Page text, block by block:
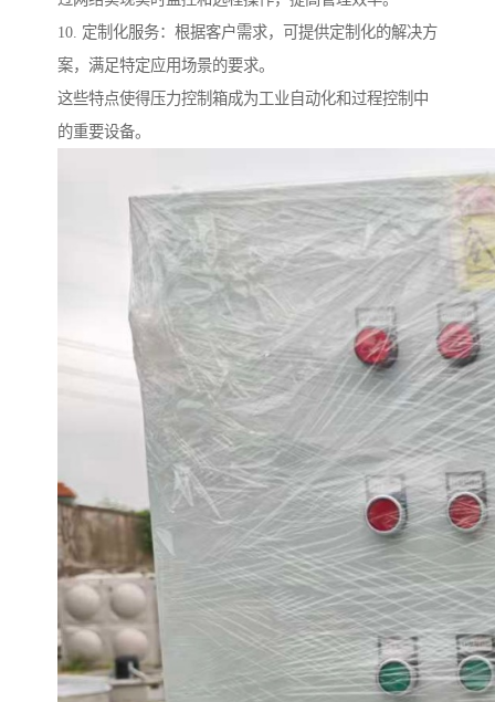
10. 定制化服务：根据客户需求，可提供定制化的解决方
案，满足特定应用场景的要求。
这些特点使得压力控制箱成为工业自动化和过程控制中
的重要设备。